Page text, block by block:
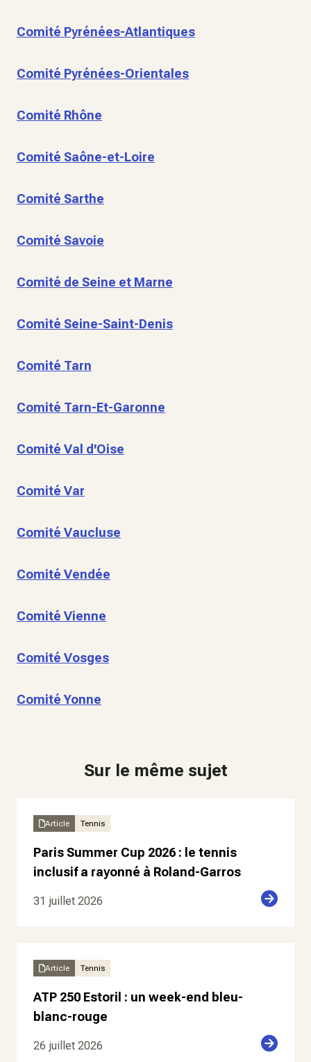
Comité Pyrénées-Atlantiques
Comité Pyrénées-Orientales
Comité Rhône
Comité Saône-et-Loire
Comité Sarthe
Comité Savoie
Comité de Seine et Marne
Comité Seine-Saint-Denis
Comité Tarn
Comité Tarn-Et-Garonne
Comité Val d'Oise
Comité Var
Comité Vaucluse
Comité Vendée
Comité Vienne
Comité Vosges
Comité Yonne
Sur le même sujet
Article Tennis
Paris Summer Cup 2026 : le tennis
inclusif a rayonné à Roland-Garros
31 juillet 2026
Article Tennis
ATP 250 Estoril : un week-end bleu-
blanc-rouge
26 juillet 2026